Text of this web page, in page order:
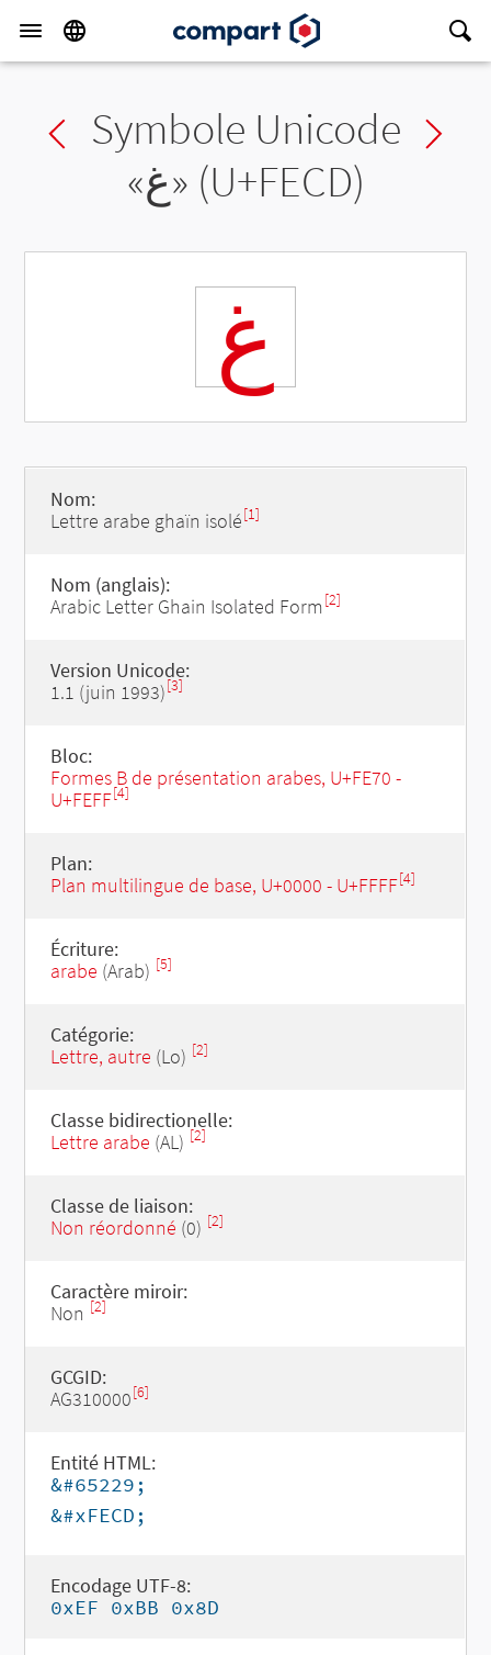
Previous char
Symbole Unicode
«ﻍ» (U+FECD)
ﻍ
Nom:
Lettre arabe ghaïn isolé[1]
Nom (anglais):
Arabic Letter Ghain Isolated Form [2]
Version Unicode:
1.1 (juin 1993)[3]
Bloc:
Formes B de présentation arabes, U+FE70 -
U+FEFF[4]
Plan:
Plan multilingue de base, U+0000 - U+FFFF[4]
Écriture:
arabe (Arab) [5]
Catégorie:
Lettre, autre (Lo) [2]
Classe bidirectionelle:
Lettre arabe (AL) [2]
Classe de liaison:
Non réordonné (0) [2]
Caractère miroir:
Non [2]
GCGID:
AG310000[6]
Entité HTML:
&#65229;
&#xFECD;
Encodage UTF-8:
0xEF 0xBB 0x8D